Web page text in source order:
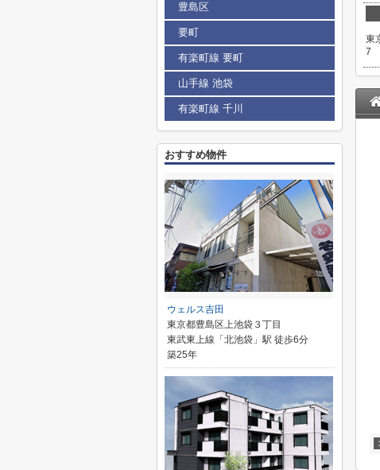
東
7
豊島区
要町
有楽町線 要町
山手線 池袋
有楽町線 千川
おすすめ物件
ウェルス吉田
東京都豊島区上池袋３丁目
東武東上線「北池袋」駅 徒歩6分
築25年